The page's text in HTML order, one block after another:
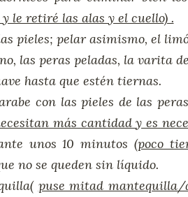
le retiré las alas y el cuello) .
pieles; pelar asimismo, el
las peras peladas, la varita
hasta que estén tiernas.
con las pieles de las
más cantidad y es
unos 10 minutos (poco
no se queden sin líquido.
puse mitad mantequilla/